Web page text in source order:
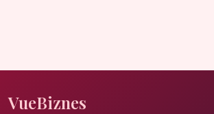
VueBiznes